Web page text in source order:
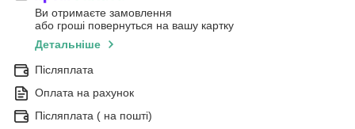
Ви отримаєте замовлення
або гроші повернуться на вашу картку
Детальніше
Післяплата
Оплата на рахунок
Післяплата ( на пошті)